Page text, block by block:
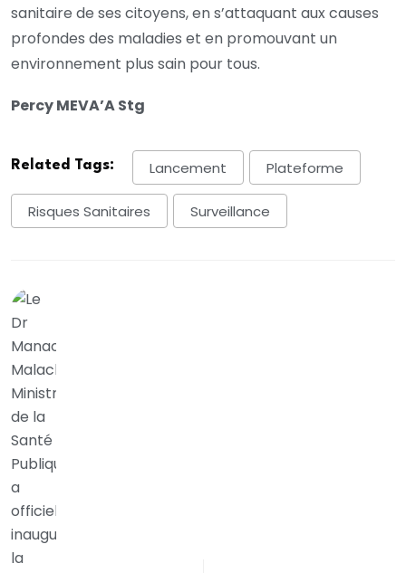
sanitaire de ses citoyens, en s’attaquant aux causes
profondes des maladies et en promouvant un
environnement plus sain pour tous.
Percy MEVA’A Stg
Related Tags: Lancement Plateforme
Risques Sanitaires Surveillance